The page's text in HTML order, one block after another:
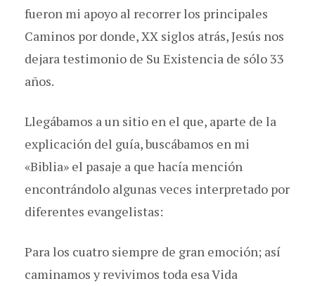
fueron mi apoyo al recorrer los principales
Caminos por donde, XX siglos atrás, Jesús nos
dejara testimonio de Su Existencia de sólo 33
años.
Llegábamos a un sitio en el que, aparte de la
explicación del guía, buscábamos en mi
«Biblia» el pasaje a que hacía mención
encontrándolo algunas veces interpretado por
diferentes evangelistas:
Para los cuatro siempre de gran emoción; así
caminamos y revivimos toda esa Vida